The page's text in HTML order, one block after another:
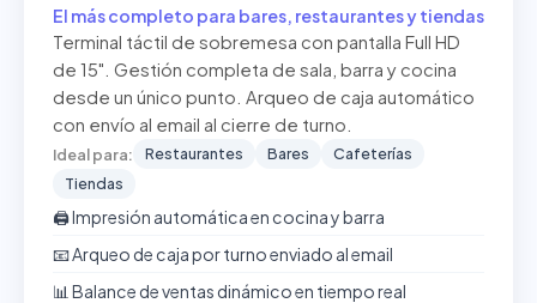
El más completo para bares, restaurantes y tiendas
Terminal táctil de sobremesa con pantalla Full HD
de 15". Gestión completa de sala, barra y cocina
desde un único punto. Arqueo de caja automático
con envío al email al cierre de turno.
Ideal para: Restaurantes Bares
Cafeterías
Tiendas
🖨️ Impresión automática en cocina y barra
📧 Arqueo de caja por turno enviado al email
📊 Balance de ventas dinámico en tiempo real